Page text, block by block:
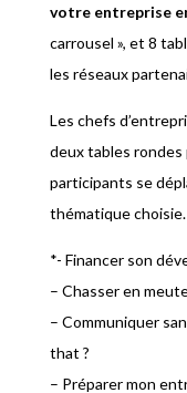
votre entreprise
carrousel », et 8
les réseaux
Les chefs
deux tables rondes
participants se
thématique choisie.
*- Financer son
– Chasser en
– Communiquer
that ?
– Préparer mon